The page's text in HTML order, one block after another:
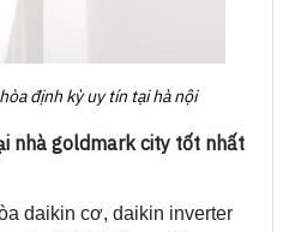
định kỳ uy tín tại hà nội
nhà goldmark city tốt nhất
daikin cơ, daikin inverter